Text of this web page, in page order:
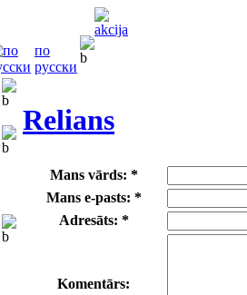
по
русски
Relians
Mans vārds: *
Mans e-pasts: *
Adresāts: *
Komentārs: